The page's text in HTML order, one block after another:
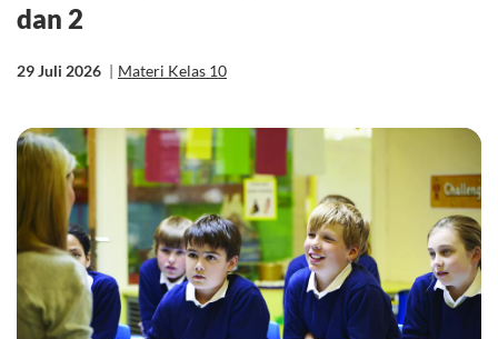
dan 2
29 Juli 2026 | Materi Kelas 10